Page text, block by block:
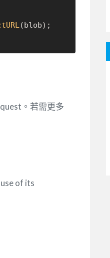
(blob);
。若需更多
of its